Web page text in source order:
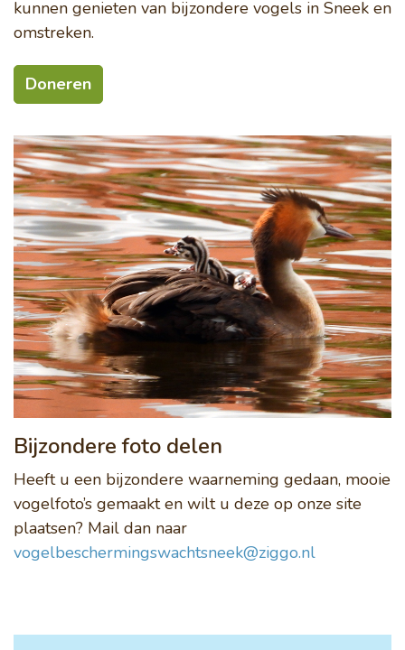
kunnen genieten van bijzondere vogels in Sneek en
omstreken.
Doneren
Bijzondere foto delen
Heeft u een bijzondere waarneming gedaan, mooie
vogelfoto’s gemaakt en wilt u deze op onze site
plaatsen? Mail dan naar
vogelbeschermingswachtsneek@ziggo.nl